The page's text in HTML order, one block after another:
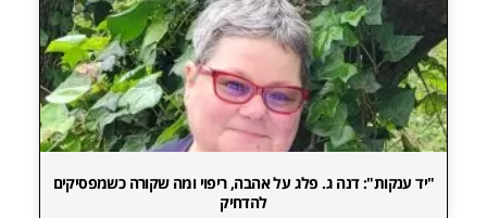
"יד ענקות": דנה ג. פלג על אהבה, ריפוי ומה שקורה כשמפסיקים
להדחיק